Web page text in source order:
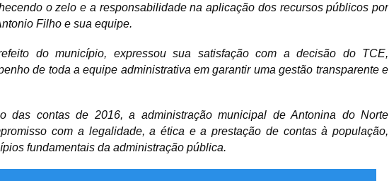
o zelo e a responsabilidade na aplicação dos recursos públicos por
Filho e sua equipe.
do município, expressou sua satisfação com a decisão do TCE,
de toda a equipe administrativa em garantir uma gestão transparente e
das contas de 2016, a administração municipal de Antonina do Norte
com a legalidade, a ética e a prestação de contas à população,
fundamentais da administração pública.